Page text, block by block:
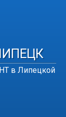
в Липецкой